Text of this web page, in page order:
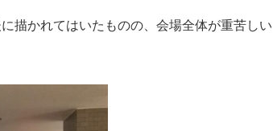
描かれてはいたものの、会場全体が重苦しい